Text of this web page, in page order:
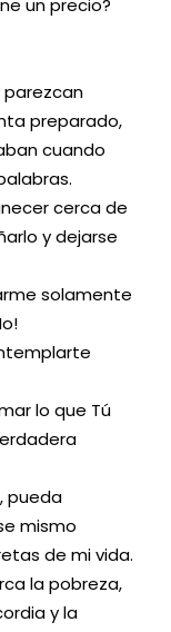
parezcan
preparado,
cuando
cerca de
y dejarse
solamente
lo que Tú
pueda
mismo
de mi vida.
la pobreza,
y la